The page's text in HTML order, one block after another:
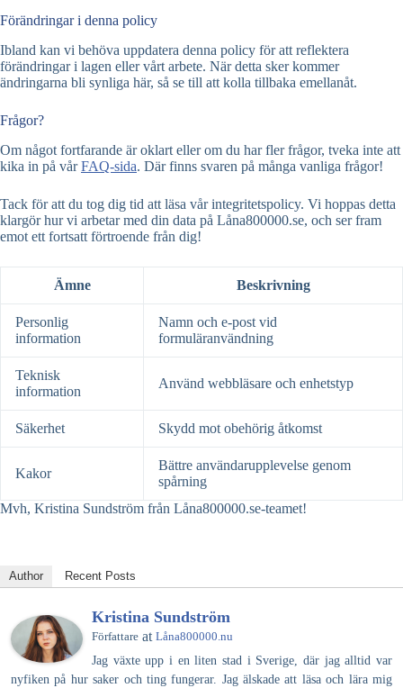
Förändringar i denna policy
Ibland kan vi behöva uppdatera denna policy för att reflektera
förändringar i lagen eller vårt arbete. När detta sker kommer
ändringarna bli synliga här, så se till att kolla tillbaka emellanåt.
Frågor?
Om något fortfarande är oklart eller om du har fler frågor, tveka inte att
kika in på vårFAQ-sida. Där finns svaren på många vanliga frågor!
Tack för att du tog dig tid att läsa vår integritetspolicy. Vi hoppas detta
klargör hur vi arbetar med din data på Låna800000.se, och ser fram
emot ett fortsatt förtroende från dig!
Ämne Beskrivning
Personlig
information
Namn och e-post vid
formuläranvändning
Teknisk
information
Använd webbläsare och enhetstyp
Säkerhet Skydd mot obehörig åtkomst
Kakor
Bättre användarupplevelse genom
spårning
Mvh, Kristina Sundström från Låna800000.se-teamet!
Author Recent Posts
Kristina Sundström
Författare at Låna800000.nu
Jag växte upp i en liten stad i Sverige, där jag alltid var
nyfiken på hur saker och ting fungerar. Jag älskade att läsa och lära mig